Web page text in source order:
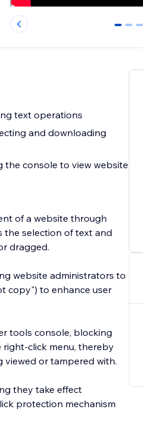
0 1 2
text operations
and downloading
console to view website
of a website through
the selection of text and
dragged.
website administrators to
copy") to enhance user
tools console, blocking
right-click menu, thereby
viewed or tampered with.
they take effect
protection mechanism